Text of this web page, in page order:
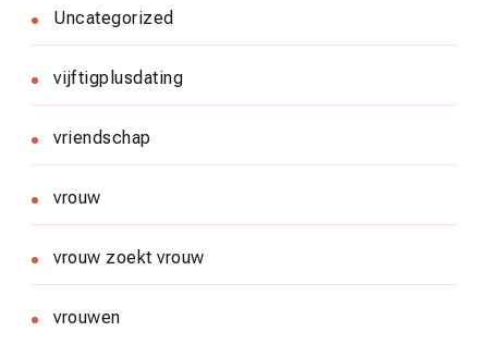
Uncategorized
vijftigplusdating
vriendschap
vrouw
vrouw zoekt vrouw
vrouwen